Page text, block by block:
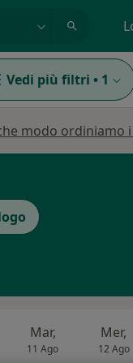
Vedi più filtri • 1
modo ordiniamo
Mar,
11 Ago
Mer,
12 Ago